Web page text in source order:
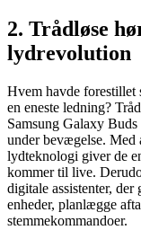
2. Trådløse
lydrevolution
Hvem havde forestillet
en eneste ledning?
Samsung Galaxy
under bevægelse. Med
lydteknologi giver de
kommer til live.
digitale assistenter,
enheder, planlægge
stemmekommandoer.